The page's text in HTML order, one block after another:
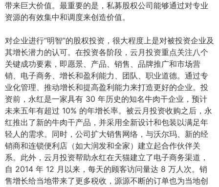
带来巨大价值。最重要的是，私募股权公司能够通过对专业
资源的有效集中和调度来创造价值。
对企业进行“明智”的股权投资，很大程度上是对被投资企业及
其增长潜力的认可。在投资各阶段，云月投资重点关注八个
关键成功要素，即愿景、产品、销售、品牌推广和市场营
销、电子商务、增长和盈利能力、团队、职业道德。通过专
业化管理、推动增长和提高盈利能力来打造更好的企业。投
资前，永红是一家具有 30 年历史的知名牛肉干企业，预计
未来五年有超过 10% 的年增长率。被云月投资收购之后，永
红推出了新的牛肉干产品，并采用全新设计和包装以满足年
轻人的需求。同时，公司扩大销售网络，与沃尔玛、新的经
销商和连锁便利店（如大润发和全家）建立起合作伙伴关
系。此外，云月投资帮助永红在天猫建立了电子商务渠道，
自 2014 年 12 月以来，每天的顾客访问量达 8 万人次。销
售增长给当地带来了更多税收，源源不断的订单也为当地创